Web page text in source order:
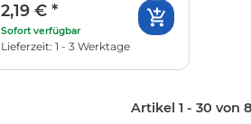
2,19 € *
Sofort verfügbar
Lieferzeit: 1 - 3 Werktage
Artikel 1 - 30 von